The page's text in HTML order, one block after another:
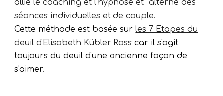
allie le coachinget l'hypnose et alterne des
séances individuelles et de couple.
Cette méthode est basée surles 7 Etapes du
deuil d'Elisabeth Kübler Rosscar il s'agit
toujours du deuil d'une ancienne façon de
s'aimer.